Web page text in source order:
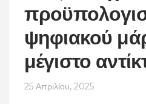
ψηφιακού
μέγιστο
25 Απριλίου, 2025